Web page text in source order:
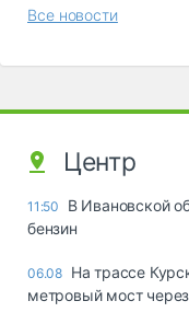
Все новости
Центр
11:50
В Ивановской
бензин
06.08 На трассе
метровый мост